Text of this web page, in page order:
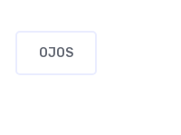
OJOS